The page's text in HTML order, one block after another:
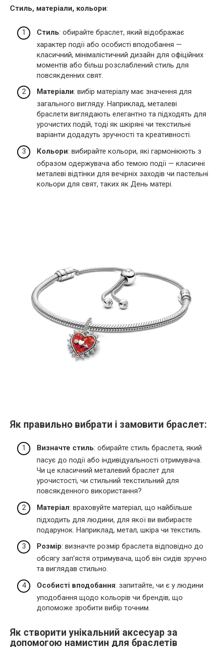
Стиль, матеріали, кольори:
Стиль: обирайте браслет, який відображає
характер події або особисті вподобання —
класичний, мінімалістичний дизайн для офіційних
моментів або більш розслаблений стиль для
повсякденних свят.
Матеріали: вибір матеріалу має значення для
загального вигляду. Наприклад, металеві
браслети виглядають елегантно та підходять для
урочистих подій, тоді як шкіряні чи текстильні
варіанти додадуть зручності та креативності.
Кольори: вибирайте кольори, які гармоніюють з
образом одержувача або темою події — класичні
металеві відтінки для вечірніх заходів чи пастельні
кольори для свят, таких як День матері.
Як правильно вибрати і замовити браслет:
Визначте стиль: обирайте стиль браслета, який
пасує до події або індивідуальності отримувача.
Чи це класичний металевий браслет для
урочистості, чи стильний текстильний для
повсякденного використання?
Матеріал: враховуйте матеріал, що найбільше
підходить для людини, для якої ви вибираєте
подарунок. Наприклад, метал, шкіра чи текстиль.
Розмір: визначте розмір браслета відповідно до
обсягу зап’ястя отримувача, щоб він сидів зручно
та виглядав стильно.
Особисті вподобання: запитайте, чи є у людини
уподобання щодо кольорів чи брендів, що
допоможе зробити вибір точним.
Як створити унікальний аксесуар за
допомогою намистин для браслетів